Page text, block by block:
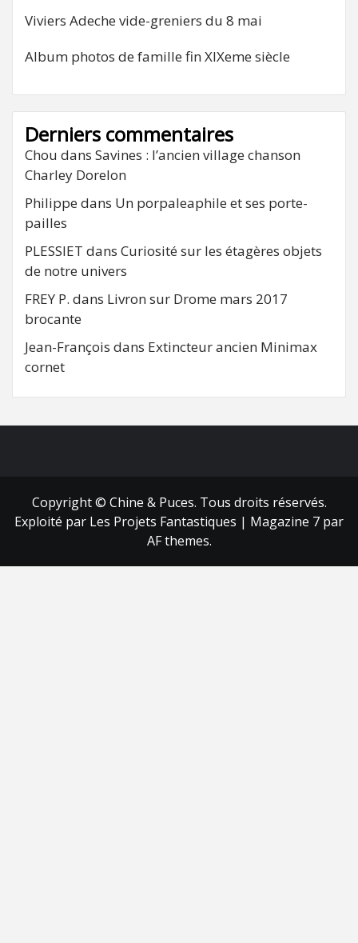
Viviers Adeche vide-greniers du 8 mai
Album photos de famille fin XIXeme siècle
Derniers commentaires
Chou dans Savines : l’ancien village chanson
Charley Dorelon
Philippe dans Un porpaleaphile et ses porte-
pailles
PLESSIET dans Curiosité sur les étagères objets
de notre univers
FREY P. dans Livron sur Drome mars 2017
brocante
Jean-François dans Extincteur ancien Minimax
cornet
Copyright © Chine & Puces. Tous droits réservés.
Exploité par Les Projets Fantastiques | Magazine 7 par
AF themes.